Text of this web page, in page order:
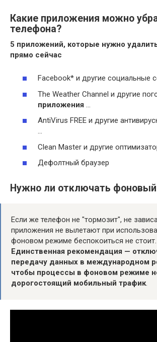
Какие приложения можно
телефона?
5 приложений, которые нужно
прямо сейчас
Facebook* и другие социальные
The Weather Channel и другие
приложения …
AntiVirus FREE и другие
…
Clean Master и другие
Дефолтный браузер
Нужно ли отключать
Если же телефон не "тормозит", не
приложения не вылетают при
фоновом режиме беспокоиться не стоит.
Единственная рекомендация —
передачу данных в международном
чтобы процессы в фоновом режиме
дорогостоящий мобильный трафик.